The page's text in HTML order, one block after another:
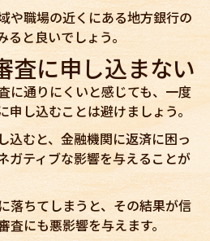
や職場の近くにある地方銀行の
ると良いでしょう。
査に申し込まない
に通りにくいと感じても、一度
申し込むことは避けましょう。
込むと、金融機関に返済に困っ
ガティブな影響を与えることが
落ちてしまうと、その結果が信
にも悪影響を与えます。